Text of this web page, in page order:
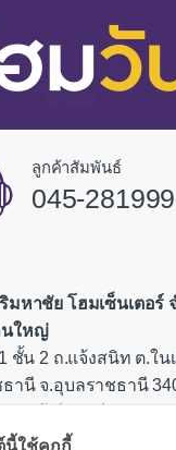
ลูกค้าสัมพันธ์
045-281999
มหาชัย โฮมเซ็นเตอร์
นใหญ่
ชั้น 2 ถ.แจ้งสนิท ต.ใน
านี จ.อุบลราชธานี
นี้ใช้คุกกี้